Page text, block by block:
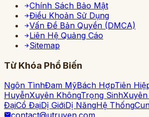
Chính Sách Bảo Mật
Điều Khoản Sử Dụng
Vấn Đề Bản Quyền (DMCA)
Liên Hệ Quảng Cáo
Sitemap
Từ Khóa Phổ Biến
Ngôn TìnhĐam MỹBách HợpTiên
HuyễnXuyên KhôngTrọng Sinh
ĐạiCổ ĐạiDị GiớiDị NăngHệ Thống